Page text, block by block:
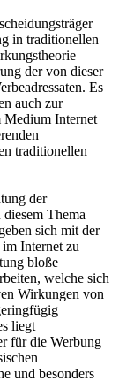
in traditionellen
der von dieser
Es
auch zur
Medium Internet
traditionellen
der
Thema
sich mit der
Internet zu
bloße
welche sich
Wirkungen von
liegt
für die Werbung
und besonders